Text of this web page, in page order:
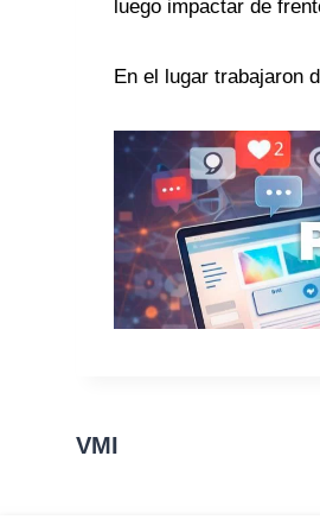
luego impactar de
En el lugar trabajaron
VMI